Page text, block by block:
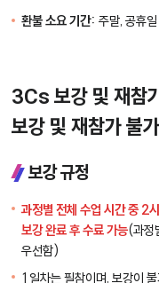
환불 소요 기간: 주말, 공휴
3Cs 보강 및 재참
보강 및 재참가 불
보강 규정
과정별 전체 수업 시간 중 2
보강 완료 후 수료 가능(과정
우선함)
1일차는 필참이며, 보강이 불